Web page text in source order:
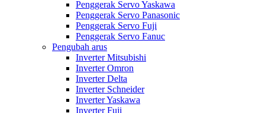
Penggerak Servo Yaskawa
Penggerak Servo Panasonic
Penggerak Servo Fuji
Penggerak Servo Fanuc
Pengubah arus
Inverter Mitsubishi
Inverter Omron
Inverter Delta
Inverter Schneider
Inverter Yaskawa
Inverter Fuji